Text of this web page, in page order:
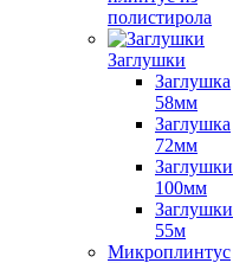
полистирола
Заглушки
Заглушка
58мм
Заглушка
72мм
Заглушки
100мм
Заглушки
55м
Микроплинтус